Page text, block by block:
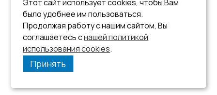
select dbname();
|DEMO DATABASE |
Этот сайт использует cookies, чтобы Вам
было удобнее им пользоваться.
Продолжая работу с нашим сайтом, Вы
соглашаетесь снашей политикой
использования cookies.
Принять